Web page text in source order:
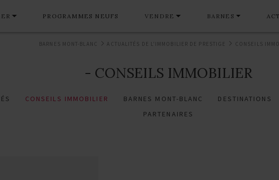
PROGRAMMES NEUFS VENDRE BARNES
BARNES MONT-BLANC ACTUALITÉS DE L'IMMOBILIER DE PRESTIGE CONSEILS
- CONSEILS IMMOBILIER
CONSEILS IMMOBILIER BARNES MONT-BLANC DESTINATIONS
PARTENAIRES